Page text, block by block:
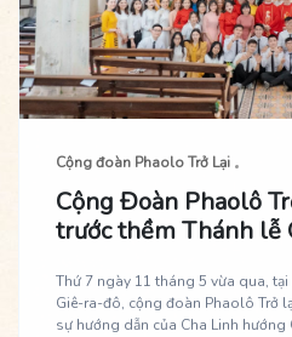
Cộng đoàn Phaolo Trở Lại
Cộng Đoàn Phaolô
trước thềm Thánh lễ
Thứ 7 ngày 11 tháng 5 vừa qua,
Giê-ra-đô, cộng đoàn Phaolô Trở
sự hướng dẫn của Cha Linh hướng